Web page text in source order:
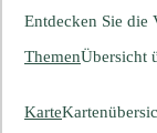
Entdecken Sie die
ThemenÜbersicht
Karte